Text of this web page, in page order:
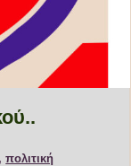
,πολιτική